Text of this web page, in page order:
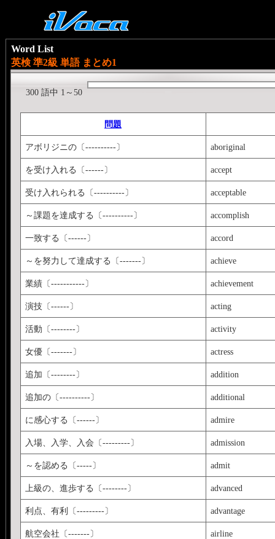
Word List
英検 準2級 単語 まとめ1
300 語中 1～50
問題
アボリジニの〔----------〕 aboriginal
を受け入れる〔------〕 accept
受け入れられる〔----------〕 acceptable
～課題を達成する〔----------〕 accomplish
一致する〔------〕 accord
～を努力して達成する〔-------〕 achieve
業績〔-----------〕 achievement
演技〔------〕 acting
活動〔--------〕 activity
女優〔-------〕 actress
追加〔--------〕 addition
追加の〔----------〕 additional
に感心する〔------〕 admire
入場、入学、入会〔---------〕 admission
～を認める〔-----〕 admit
上級の、進歩する〔--------〕 advanced
利点、有利〔---------〕 advantage
航空会社〔-------〕 airline